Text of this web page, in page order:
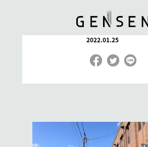
IMG_9384
2022.01.25